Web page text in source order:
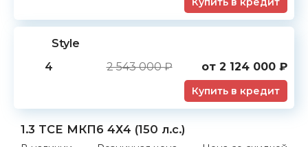
Style
4
2 543 000 ₽ от 2 124 000 ₽
Купить в кредит
1.3 TCE МКП6 4Х4 (150 л.с.)